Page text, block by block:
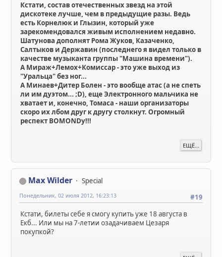
Кстати, состав отечественных звезд на этой
дискотеке лучше, чем в предыдущие разы. Ведь
есть Корнелюк и Глызин, который уже
зарекомендовался живым исполнением недавно.
Шатунова дополнят Рома Жуков, Казаченко,
Салтыков и Державин (последнего я видел только в
качестве музыканта группы "Машина времени").
А Мираж+Лемох+Комиссар - это уже выход из
"Уральца" без ног...
А Минаев+Дитер Болен - это вообще атас (а не спеть
ли им дуэтом... ;D), еще Электронного мальчика не
хватает и, конечно, Томаса - наши организаторы
скоро их лбом друг к другу столкнут. Огромный
респект BOMONDу!!!
ЕЩЁ...
Max Wilder
Special
#19
Понедельник, 02 июля 2012, 16:23:13
Кстати, билеты себе я смогу купить уже 18 августа в
Екб... Или мы на 7-летии озадачиваем Цезаря
покупкой?